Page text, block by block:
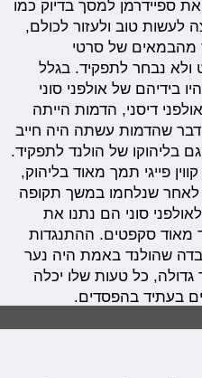
ספיידרמן למסך בדיוק כמו
לעשות טוב ולעזור לכולם,
מהבמאים של סרטי
ולא נבחר לתפקיד. בגלל
בידיהם של אולפני סוני
דיסני, הדמות הייתה
שהדמות עשתה היה חייב
בליהוקו של הולנד לתפקיד.
פייגי תמך מאוד בליהוק,
לאחר שנלחמו במשך תקופה
סוני הם נתנו את
מאוד סקפטים. ההתנגדות
שהולנד באמת היה נער
כל טעות שלו יכלה
בעתיד בהפסדים.